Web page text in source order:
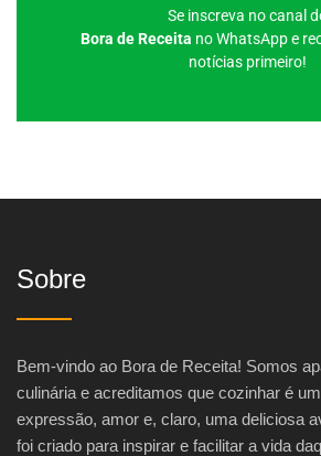
Se inscreva no canal
Bora de Receita no WhatsApp e
notícias primeiro!
Sobre
Bem-vindo ao Bora de Receita! Somos
culinária e acreditamos que cozinhar é
expressão, amor e, claro, uma deliciosa
foi criado para inspirar e facilitar a vida